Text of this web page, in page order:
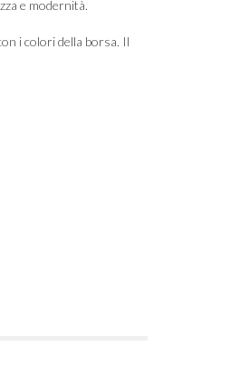
e modernità.
i colori della borsa. Il